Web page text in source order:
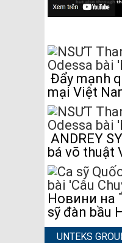
Đẩy mạnh
mại Việt
ANDREY
bá võ thuật
Новини на
sỹ đàn bầu
UNTEKS